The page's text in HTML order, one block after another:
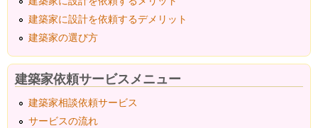
建築家に設計を依頼するデメリット
建築家の選び方
建築家依頼サービスメニュー
建築家相談依頼サービス
サービスの流れ